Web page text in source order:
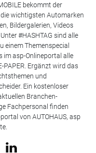
bekommt der
wichtigsten Automarken
Bildergalerien, Videos
#HASHTAG sind alle
einem Themenspecial
im asp-Onlineportal alle
Ergänzt wird das
und
Ein kostenloser
Branchen-
Fachpersonal finden
von AUTOHAUS, asp